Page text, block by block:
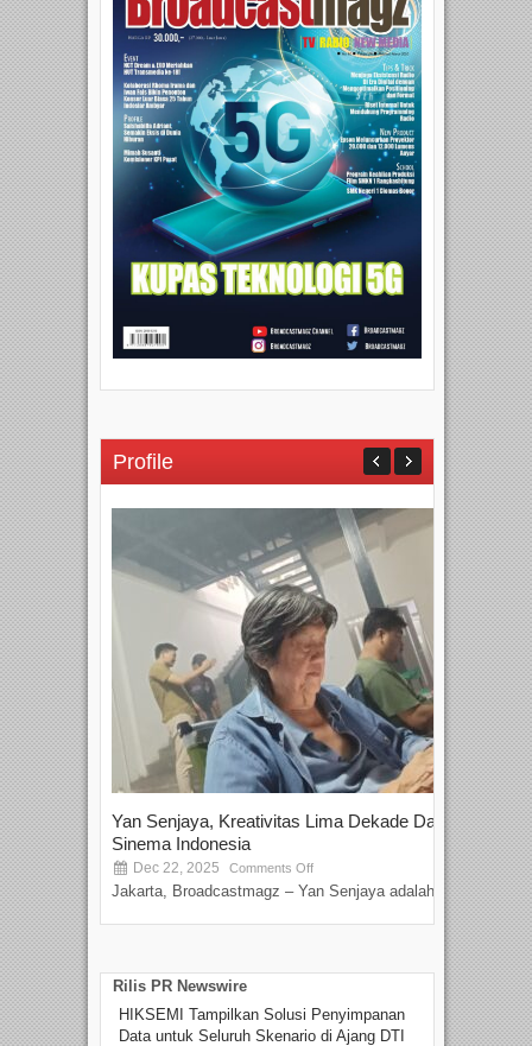
Profile
Yan Senjaya, Kreativitas Lima Dekade Dalam
Sinema Indonesia
Dec 22, 2025 Comments Off
Jakarta, Broadcastmagz – Yan Senjaya adalah...
Rilis PR Newswire
HIKSEMI Tampilkan Solusi Penyimpanan
Data untuk Seluruh Skenario di Ajang DTI